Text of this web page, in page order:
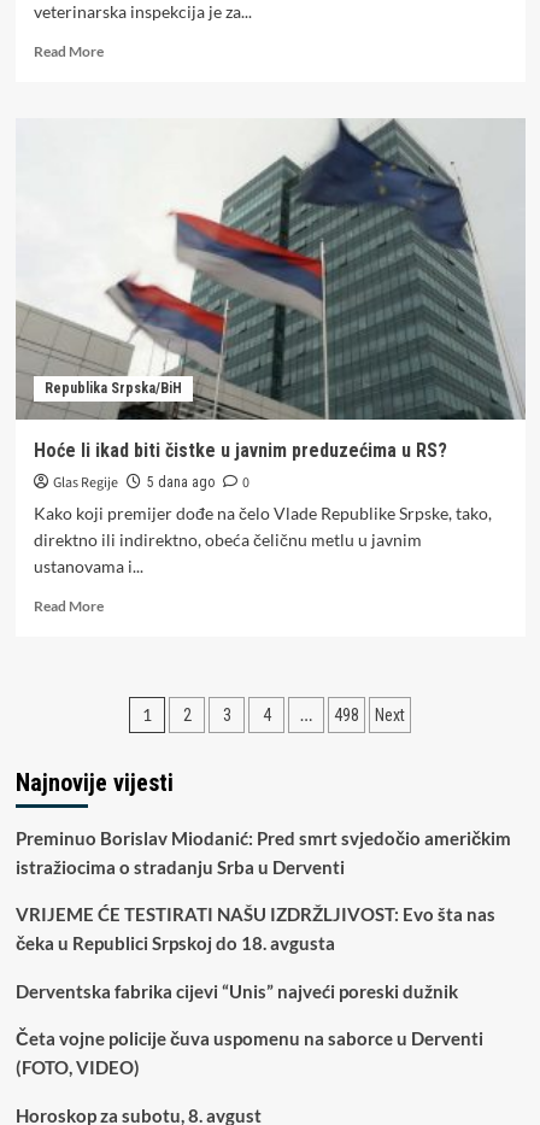
veterinarska inspekcija je za...
Read MoreRead
tržišta
Republika Srpska/BiH
Hoće li ikad biti čistke u javnim preduzećima u RS?
Glas Regije 5 dana ago
0
Kako koji premijer dođe na čelo Vlade Republike Srpske, tako,
direktno ili indirektno, obeća čeličnu metlu u javnim
ustanovama i...
Read MoreRead
u
preduzećima
RS?
Paginacija
1 2 3 4 … 498 Next
Najnovije vijesti
Preminuo Borislav Miodanić: Pred smrt svjedočio američkim
istražiocima o stradanju Srba u Derventi
VRIJEME ĆE TESTIRATI NAŠU IZDRŽLJIVOST: Evo šta nas
čeka u Republici Srpskoj do 18. avgusta
Derventska fabrika cijevi “Unis” najveći poreski dužnik
Četa vojne policije čuva uspomenu na saborce u Derventi
(FOTO, VIDEO)
Horoskop za subotu, 8. avgust